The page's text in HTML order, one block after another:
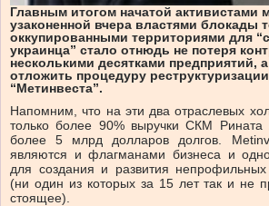
Главным итогом начатой активистами
узаконенной вчера властями блокады
оккупированными территориями для
украинца” стало отнюдь не потеря
несколькими десятками предприятий,
отложить процедуру
“Метинвеста”.
Напомним, что на эти два отраслевых
только более 90% выручки СКМ
более 5 млрд долларов долгов.
являются и флагманами бизнеса и
для создания и развития непрофильных
(ни один из которых за 15 лет так и не
стоящее).